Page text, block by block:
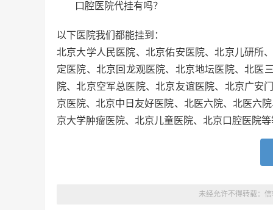
口腔医院代挂有吗？
以下医院我们都能挂到：
北京大学人民医院、北京佑安医院、北京儿研所
定医院、北京回龙观医院、北京地坛医院、北医
院、北京空军总医院、北京友谊医院、北京广安
京医院、北京中日友好医院、北医六院、北医六
京大学肿瘤医院、北京儿童医院、北京口腔医院等
未经允许不得转载：